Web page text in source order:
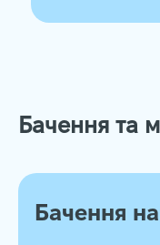
Бачення та
Бачення